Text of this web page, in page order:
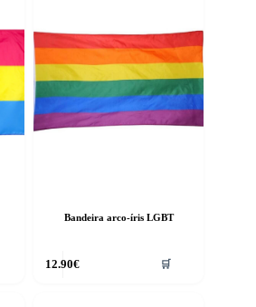
Bandeira arco-íris LGBT
12.90€ 🛒